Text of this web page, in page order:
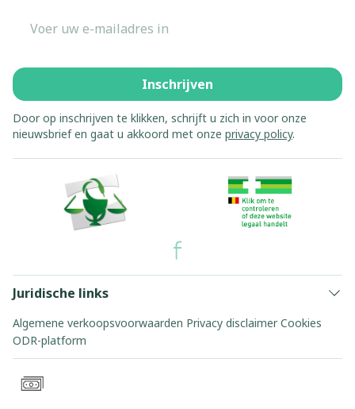
Inschrijven
Door op inschrijven te klikken, schrijft u zich in voor onze
nieuwsbrief en gaat u akkoord met onze privacy policy.
Juridische links
Algemene verkoopsvoorwaarden Privacy disclaimer Cookies
ODR-platform